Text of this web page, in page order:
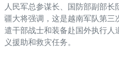
人民军总参谋长、国防部副部长
疆大将强调，这是越南军队第三
遣干部战士和装备赴国外执行人
义援助和救灾任务。